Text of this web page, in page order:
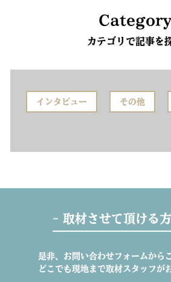
カテゴリで記事を
インタビュー その他
- 取材させて頂ける
是非、お問い合わせフォームから
どこでも現地まで取材スタッフが